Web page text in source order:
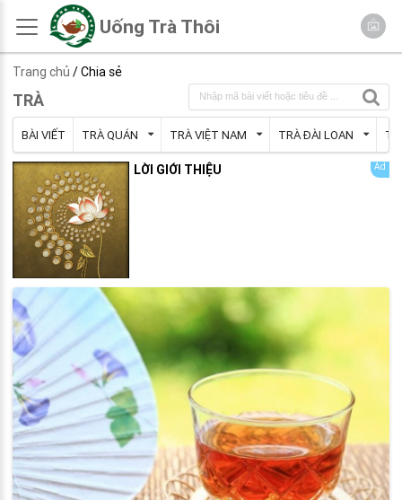
Uống Trà Thôi
Trang chủ / Chia sẻ
TRÀ
BÀI VIẾT TRÀ QUÁN TRÀ VIỆT NAM TRÀ ĐÀI LOAN
LỜI GIỚI THIỆU